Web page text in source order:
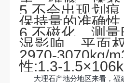
5.不会出现划
保持量的准确性
6.不磁化，测
湿影响，平面
2970-3070kg/
性:1.3-
大理石产地分地区来看，